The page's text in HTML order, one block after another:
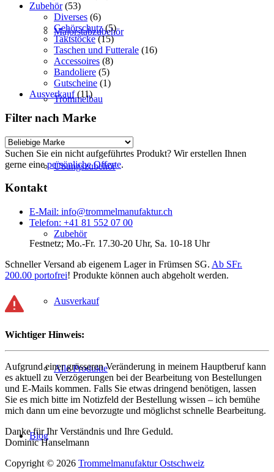
Majorstabzubehör
Trommelbau
Übungszubehör
Zubehör
Ausverkauf
Alle Produkte
Blog
Zubehör (53)
Diverses (6)
Gehörschutz (5)
Taktstöcke (15)
Taschen und Futterale (16)
Accessoires (8)
Bandoliere (5)
Gutscheine (1)
Ausverkauf (11)
Filter nach Marke
Suchen Sie ein nicht aufgeführtes Produkt? Wir erstellen Ihnen
gerne einepersönliche Offerte.
Kontakt
E-Mail: info@trommelmanufaktur.ch
Telefon: +41 81 552 07 00
Festnetz; Mo.-Fr. 17.30-20 Uhr, Sa. 10-18 Uhr
Schneller Versand ab eigenem Lager in Frümsen SG. Ab SFr.
200.00 portofrei! Produkte können auch abgeholt werden.
Wichtiger Hinweis:
Aufgrund einer grösseren Veränderung in meinem Hauptberuf kann
es aktuell zu Verzögerungen bei der Bearbeitung von Bestellungen
und E-Mails kommen. Falls Sie etwas dringend benötigen, lassen
Sie es mich bitte im Notizfeld der Bestellung wissen – ich bemühe
mich dann um eine bevorzugte und möglichst schnelle Bearbeitung.
Danke für Ihr Verständnis und Ihre Geduld.
Dominic Hanselmann
Copyright © 2026 Trommelmanufaktur Ostschweiz